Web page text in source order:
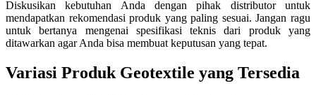
Diskusikan kebutuhan Anda dengan pihak distributor untuk
mendapatkan rekomendasi produk yang paling sesuai. Jangan ragu
untuk bertanya mengenai spesifikasi teknis dari produk yang
ditawarkan agar Anda bisa membuat keputusan yang tepat.
Variasi Produk Geotextile yang Tersedia